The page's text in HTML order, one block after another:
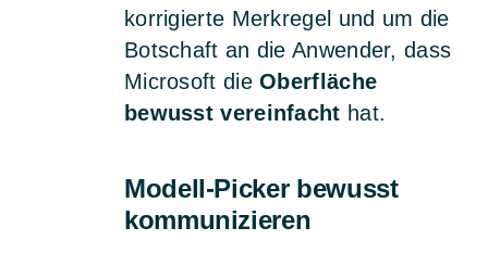
korrigierte Merkregel und um die
Botschaft an die Anwender, dass
Microsoft dieOberfläche
bewusst vereinfacht hat.
Modell-Picker bewusst
kommunizieren